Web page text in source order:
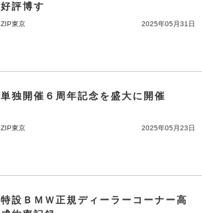
好評博す
ZIP東京 2025年05月31日
単独開催６周年記念を盛大に開催
ZIP東京 2025年05月23日
特設ＢＭＷ正規ディーラーコーナー高